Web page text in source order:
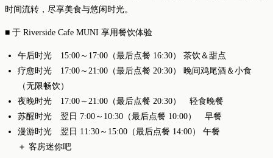
时间流转，尽享美食与悠闲时光。
■ 于 Riverside Cafe MUNI 享用餐饮体验
午后时光 15:00～17:00（最后点餐 16:30） 茶饮＆甜点
疗愈时光 17:00～21:00（最后点餐 20:30） 晚间鸡尾酒＆小食
（无限畅饮）
夜晚时光 17:00～21:00（最后点餐 20:30） 轻食晚餐
苏醒时光 翌日 7:00～10:30（最后点餐 10:00） 早餐
漫游时光 翌日 11:30～15:00（最后点餐 14:00） 午餐
＋ 客房迷你吧